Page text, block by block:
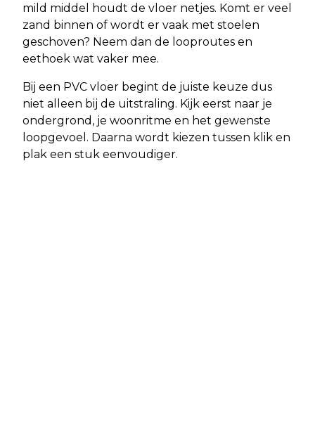
mild middel houdt de vloer netjes. Komt er veel
zand binnen of wordt er vaak met stoelen
geschoven? Neem dan de looproutes en
eethoek wat vaker mee.
Bij een PVC vloer begint de juiste keuze dus
niet alleen bij de uitstraling. Kijk eerst naar je
ondergrond, je woonritme en het gewenste
loopgevoel. Daarna wordt kiezen tussen klik en
plak een stuk eenvoudiger.